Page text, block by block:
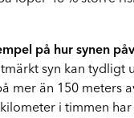
på hur synen
syn kan tydligt
mer än 150 meters
i timmen